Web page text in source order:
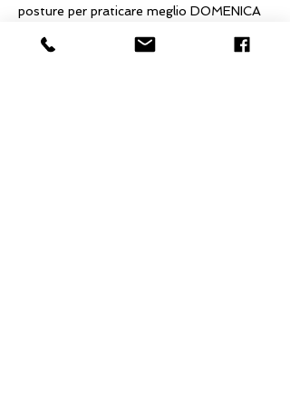
posture per praticare meglio DOMENICA
Shabd: meditare con e attraverso la